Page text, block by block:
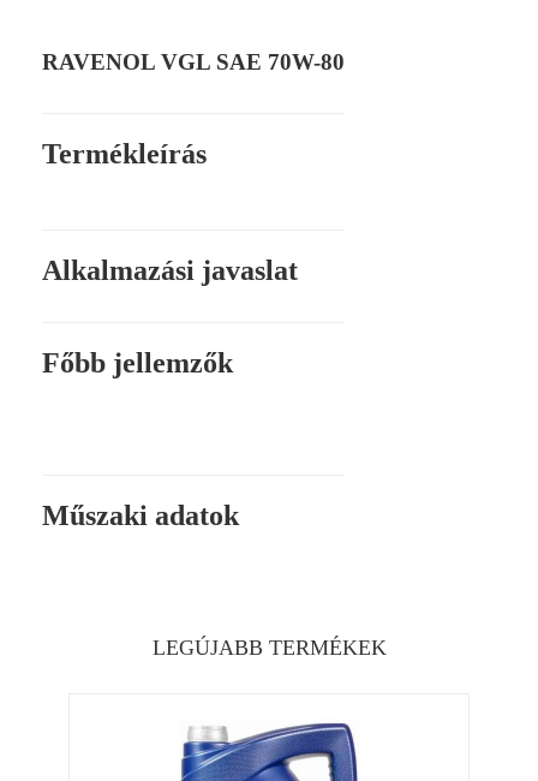
RAVENOL VGL SAE 70W-80
Termékleírás
Alkalmazási javaslat
Főbb jellemzők
Műszaki adatok
LEGÚJABB TERMÉKEK